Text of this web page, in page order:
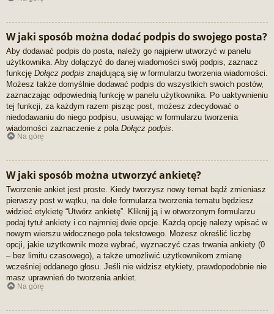
W jaki sposób można dodać podpis do swojego posta?
Aby dodawać podpis do posta, należy go najpierw utworzyć w panelu
użytkownika. Aby dołączyć do danej wiadomości swój podpis, zaznacz
funkcję Dołącz podpis znajdującą się w formularzu tworzenia wiadomości.
Możesz także domyślnie dodawać podpis do wszystkich swoich postów,
zaznaczając odpowiednią funkcję w panelu użytkownika. Po uaktywnieniu
tej funkcji, za każdym razem pisząc post, możesz zdecydować o
niedodawaniu do niego podpisu, usuwając w formularzu tworzenia
wiadomości zaznaczenie z pola Dołącz podpis
Na górę
W jaki sposób można utworzyć ankietę?
Tworzenie ankiet jest proste. Kiedy tworzysz nowy temat bądź zmieniasz
pierwszy post w wątku, na dole formularza tworzenia tematu będziesz
widzieć etykietę “Utwórz ankietę”. Kliknij ją i w otworzonym formularzu
podaj tytuł ankiety i co najmniej dwie opcje. Każdą opcję należy wpisać w
nowym wierszu widocznego pola tekstowego. Możesz określić liczbę
opcji, jakie użytkownik może wybrać, wyznaczyć czas trwania ankiety (0
– bez limitu czasowego), a także umożliwić użytkownikom zmianę
wcześniej oddanego głosu. Jeśli nie widzisz etykiety, prawdopodobnie nie
masz uprawnień do tworzenia ankiet.
Na górę